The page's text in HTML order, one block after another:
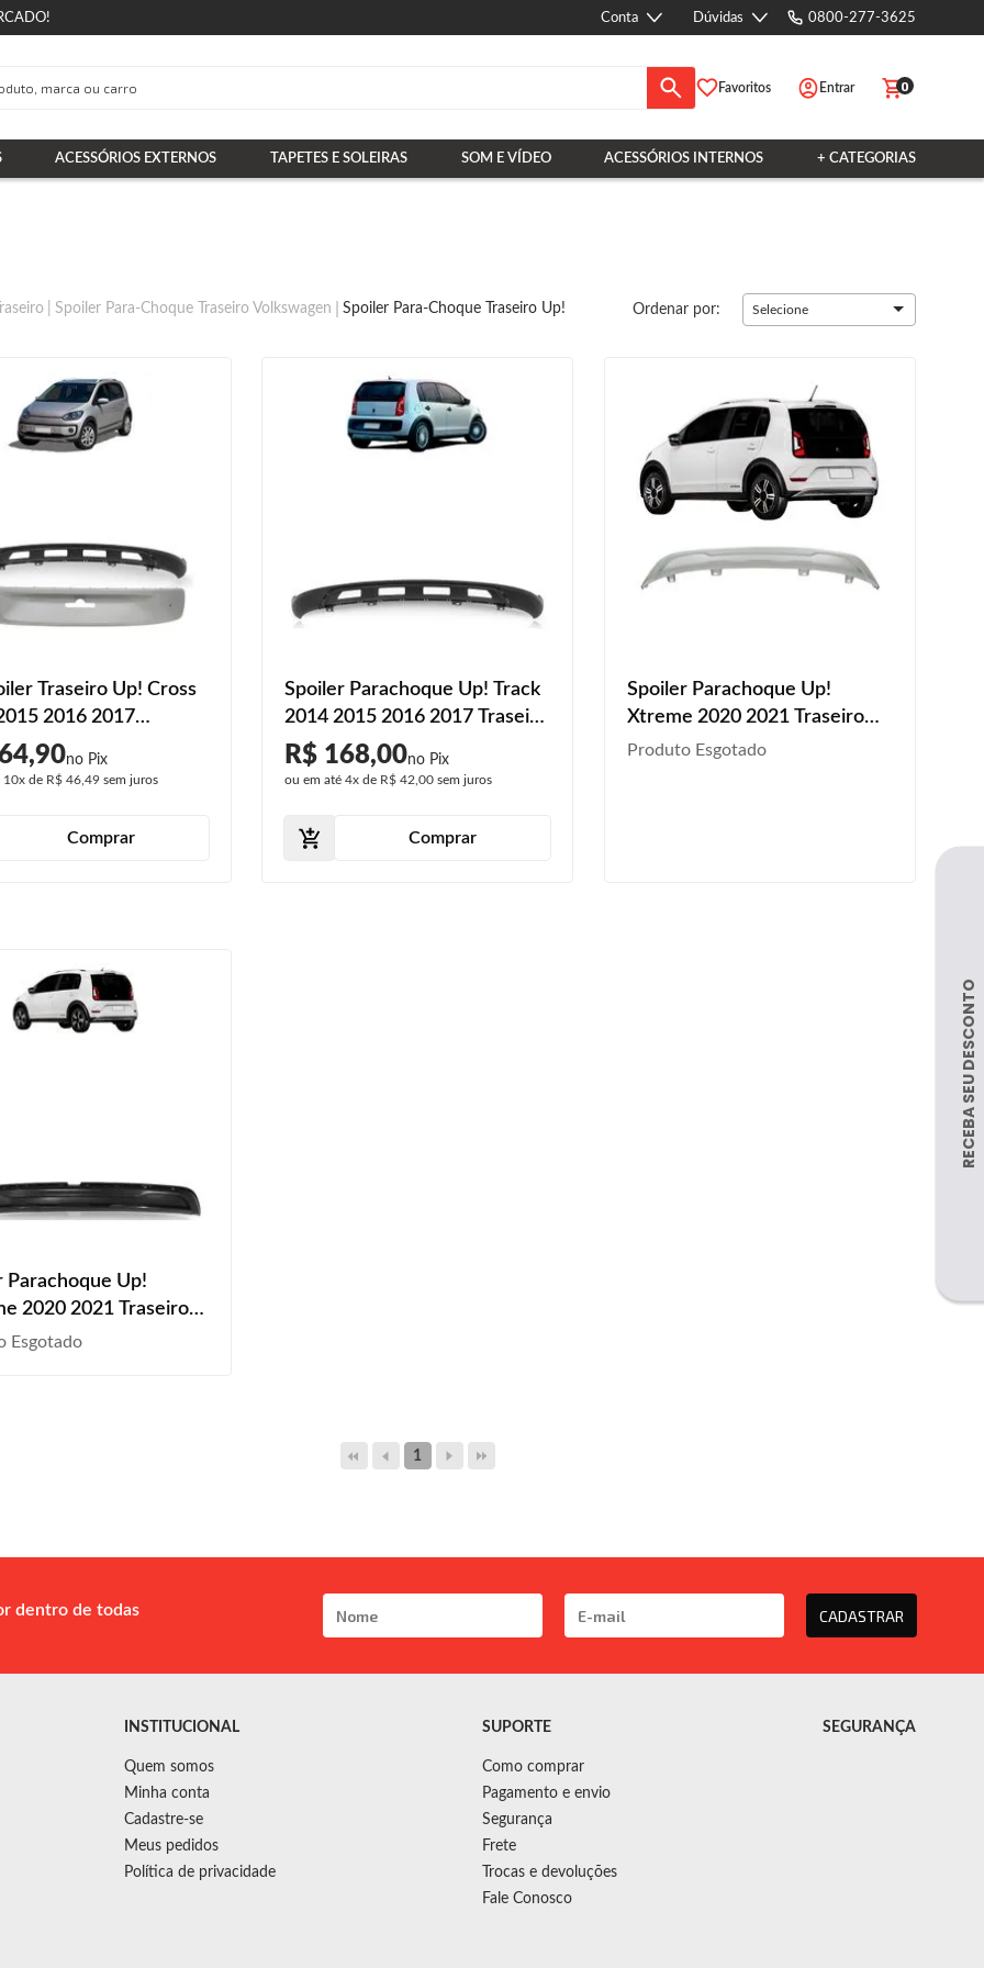
Conta Dúvidas 0800-277-3625
Favoritos Entrar 0
ACESSÓRIOS EXTERNOS TAPETES E SOLEIRAS SOM E VÍDEO ACESSÓRIOS INTERNOS + CATEGORIAS
Spoiler Para-Choque Traseiro Volkswagen Spoiler Para-Choque Traseiro Up! Ordenar por: Selecione
Traseiro Up! Cross
2016 2017
Traseiro
10xde R$ 46,49sem juros
Comprar
Spoiler Parachoque Up! Track
2014 2015 2016 2017 Traseiro
Preto Texturizado
R$ 168,00
ou em até4x de R$ 42,00 sem juros
Comprar
Spoiler Parachoque Up!
Xtreme 2020 2021 Traseiro
Prata
Produto Esgotado
Parachoque Up!
2020 2021 Traseiro
Esgotado
1
dentro de todas
CADASTRAR
INSTITUCIONAL
Quem somos
Minha conta
Cadastre-se
Meus pedidos
Política de privacidade
SUPORTE
Como comprar
Pagamento e envio
Segurança
Frete
Trocas e devoluções
Fale Conosco
SEGURANÇA